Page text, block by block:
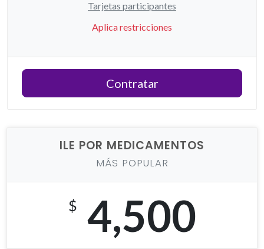
Tarjetas participantes
Aplica restricciones
Contratar
ILE POR MEDICAMENTOS
MÁS POPULAR
$ 4,500